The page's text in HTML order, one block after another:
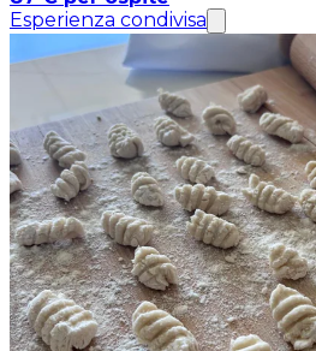
Esperienza condivisa